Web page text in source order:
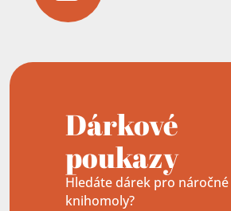
Dárkové
poukazy
Hledáte dárek pro náročné
knihomoly?